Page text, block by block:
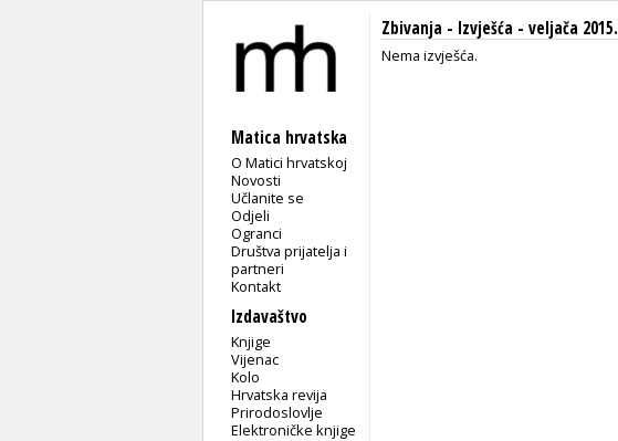
Matica hrvatska
O Matici hrvatskoj
Novosti
Učlanite se
Odjeli
Ogranci
Društva prijatelja i
partneri
Kontakt
Izdavaštvo
Knjige
Vijenac
Kolo
Hrvatska revija
Prirodoslovlje
Elektroničke knjige
Zbivanja - Izvješća - veljača 2015.
Nema izvješća.